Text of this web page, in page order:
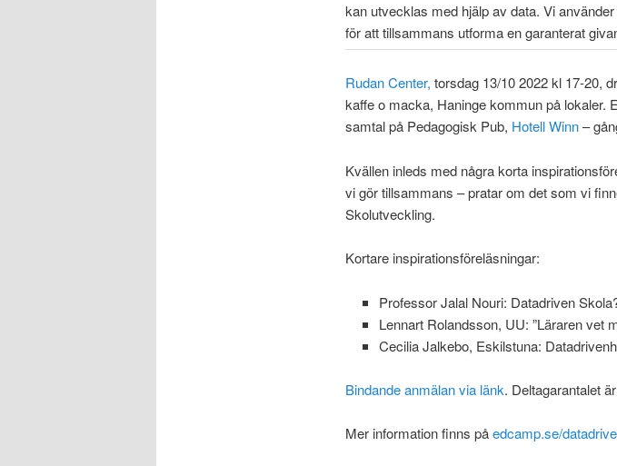
kan utvecklas med hjälp av data. Vi
för att tillsammans utforma en garanterat
Rudan Center, torsdag 13/10 2022 kl 17-20,
kaffe o macka, Haninge kommun på lokaler.
samtal på Pedagogisk Pub, Hotell Winn–
Kvällen inleds med några korta
vi gör tillsammans – pratar om det som vi
Skolutveckling.
Kortare inspirationsföreläsningar:
Professor Jalal Nouri: Datadriven
Lennart Rolandsson, UU: ”Läraren vet
Cecilia Jalkebo, Eskilstuna:
Bindande anmälan via länk. Deltagarantalet
Mer information finns påedcamp.se/